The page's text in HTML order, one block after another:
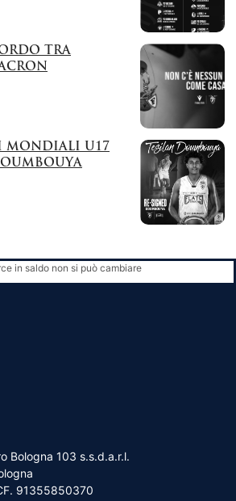
TRA
MONDIALI U17
in saldo non si può cambiare
Bologna 103 s.s.d.a.r.l.
91355850370